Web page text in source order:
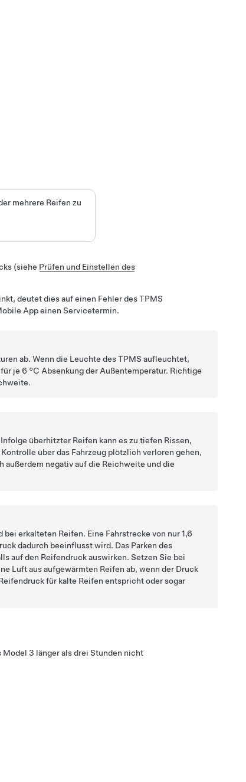
mehrere Reifen zu
(siehe Prüfen und Einstellen des
deutet dies auf einen Fehler des TPMS
App einen Servicetermin.
ab. Wenn die Leuchte des TPMS aufleuchtet,
je 6 °C Absenkung der Außentemperatur. Richtige
überhitzter Reifen kann es zu tiefen Rissen,
über das Fahrzeug plötzlich verloren gehen,
negativ auf die Reichweite und die
bei erkalteten Reifen. Eine Fahrstrecke von nur1,6
dadurch beeinflusst wird. Das Parken des
auf den Reifendruck auswirken. Setzen Sie bei
Luft aus aufgewärmten Reifen ab, wenn der Druck
für kalte Reifen entspricht oder sogar
Model 3 länger als drei Stunden nicht